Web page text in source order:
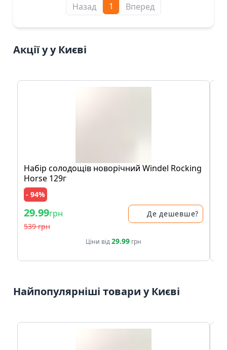
Назад 1 Вперед
Акції у у Києві
Набір солодощів новорічний Windel Rocking
Horse 129г
- 94%
29.99грн
539 грн
Де дешевше?
Ціни від29.99 грн
Найпопулярніші товари у Києві